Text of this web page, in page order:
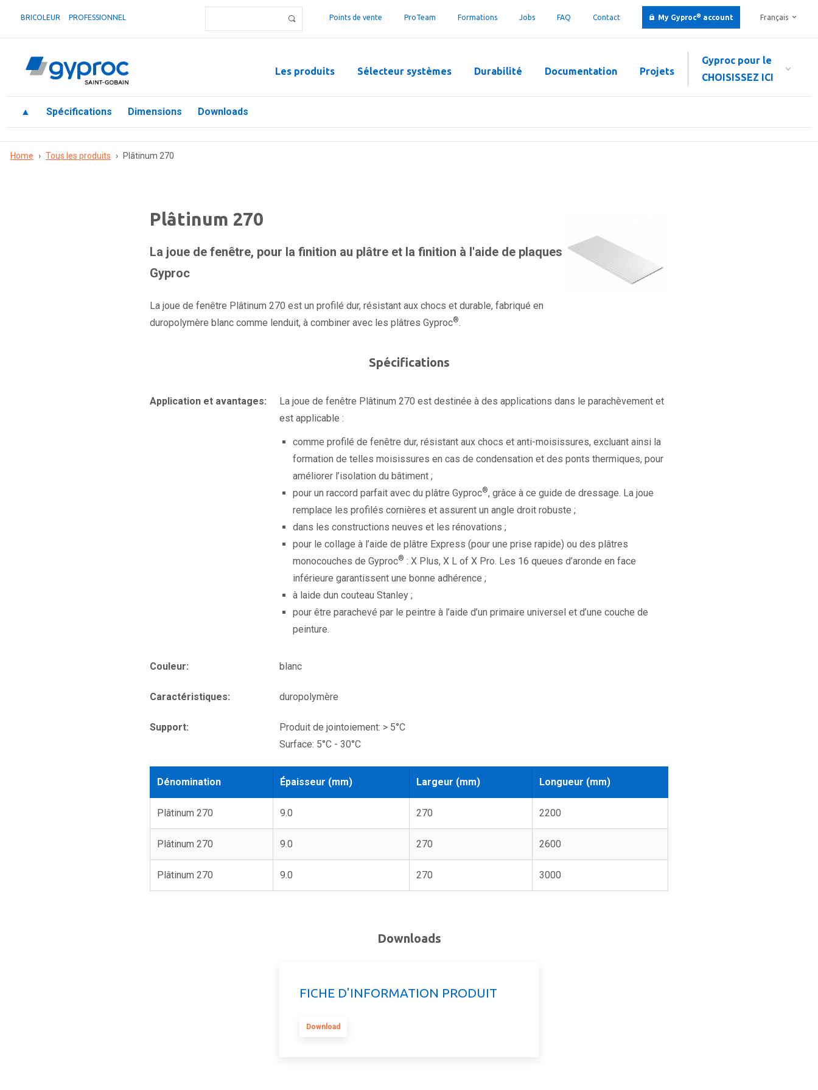
BRICOLEUR PROFESSIONNEL Français
Points de vente ProTeam Formations Jobs FAQ Contact My Gyproc® account
Gyproc pour le
CHOISISSEZ ICI
Les produits Sélecteur systèmes Durabilité Documentation Projets
▲ Spécifications Dimensions Downloads
Home › Tous les produits › Plâtinum 270
Plâtinum 270
La joue de fenêtre, pour la finition au plâtre et la finition à l'aide de plaques
Gyproc
La joue de fenêtre Plâtinum 270 est un profilé dur, résistant aux chocs et durable, fabriqué en
duropolymère blanc comme lenduit, à combiner avec les plâtres Gyproc®.
Spécifications
Application et avantages:
La joue de fenêtre Plâtinum 270 est destinée à des applications dans le parachèvement et
est applicable :
comme profilé de fenêtre dur, résistant aux chocs et anti-moisissures, excluant ainsi la
formation de telles moisissures en cas de condensation et des ponts thermiques, pour
améliorer l’isolation du bâtiment ;
pour un raccord parfait avec du plâtre Gyproc®, grâce à ce guide de dressage. La joue
remplace les profilés cornières et assurent un angle droit robuste ;
dans les constructions neuves et les rénovations ;
pour le collage à l’aide de plâtre Express (pour une prise rapide) ou des plâtres
monocouches de Gyproc® : X Plus, X L of X Pro. Les 16 queues d’aronde en face
inférieure garantissent une bonne adhérence ;
à laide dun couteau Stanley ;
pour être parachevé par le peintre à l’aide d’un primaire universel et d’une couche de
peinture.
Couleur: blanc
Caractéristiques: duropolymère
Support:
Produit de jointoiement: > 5°C
Surface: 5°C - 30°C
Dénomination Épaisseur (mm) Largeur (mm) Longueur (mm)
Plâtinum 270 9.0 270 2200
Plâtinum 270 9.0 270 2600
Plâtinum 270 9.0 270 3000
Downloads
FICHE D'INFORMATION PRODUIT
Download